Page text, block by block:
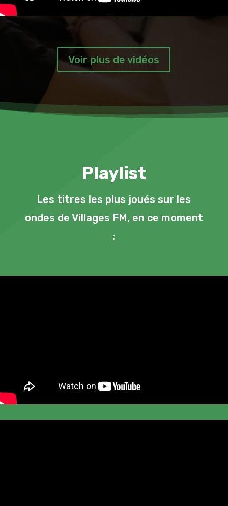
Voir plus de vidéos
Playlist
Les titres les plus joués sur les
ondes de Villages FM, en ce moment
: